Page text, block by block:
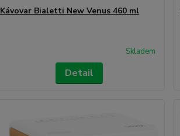
Kávovar Bialetti New Venus 460 ml
Skladem
Detail